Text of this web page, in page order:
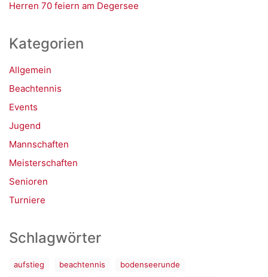
Herren 70 feiern am Degersee
Kategorien
Allgemein
Beachtennis
Events
Jugend
Mannschaften
Meisterschaften
Senioren
Turniere
Schlagwörter
aufstieg beachtennis
bodenseerunde